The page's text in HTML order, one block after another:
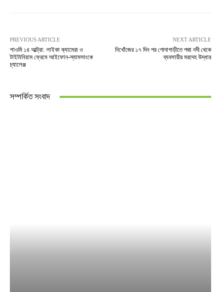
PREVIOUS ARTICLE
শাওমি ১৪ আল্ট্রা: লাইকা ক্যামেরা ও
টাইটানিয়াম ফ্রেমে আইফোন-স্যামসাংকে
চ্যালেঞ্জ
NEXT ARTICLE
নিখোঁজের ১৭ দিন পর গোদাগাড়ীতে পদ্মা নদী থেকে
ব্যবসায়ীর মরদেহ উদ্ধার
সম্পর্কিত সংবাদ